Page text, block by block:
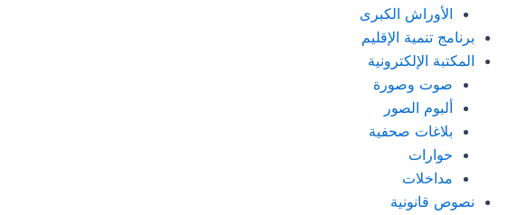
الأوراش الكبرى
برنامج تنمية الإقليم
المكتبة الإلكترونية
صوت وصورة
ألبوم الصور
بلاغات صحفية
حوارات
مداخلات
نصوص قانونية